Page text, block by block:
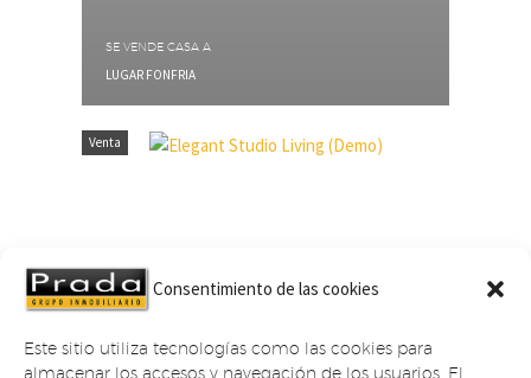
Consentimiento de las cookies
Este sitio utiliza tecnologías como las cookies para
almacenar los accesos y navegación de los usuarios. El
SE VENDE CASA A
LUGAR FONFRIA
Venta